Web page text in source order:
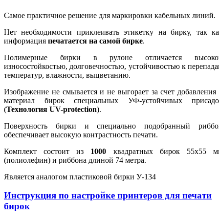
Самое практичное решение для маркировки кабельных линий.
Нет необходимости приклеивать этикетку на бирку, так
информация печатается на самой бирке.
Полимерные бирки в рулоне отличается
износостойкостью, долговечностью, устойчивостью к
температур, влажности, выцветанию.
Изображение не смывается и не выгораетза счет добавления
материал бирок специальных УФ-устойчивых
(Технология UV-protеction).
Поверхность бирки и специально подобранный
обеспечивает высокую контрастность печати.
Комплект состоит из 1000 квадратных бирок 55х55
(полиолефин) и риббона длиной 74 метра.
Является аналогом пластиковой бирки У-134
Инструкция по настройке принтеров для печати
бирок